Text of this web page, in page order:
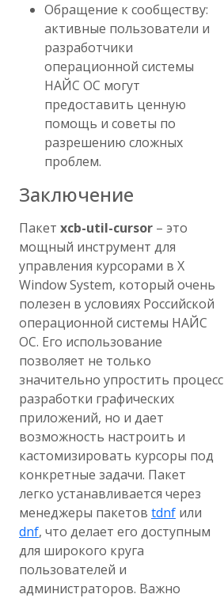
Обращение к сообществу:
активные пользователи и
разработчики
операционной системы
НАЙС ОС могут
предоставить ценную
помощь и советы по
разрешению сложных
проблем.
Заключение
Пакет xcb-util-cursor – это
мощный инструмент для
управления курсорами в X
Window System, который очень
полезен в условиях Российской
операционной системы НАЙС
ОС. Его использование
позволяет не только
значительно упростить процесс
разработки графических
приложений, но и дает
возможность настроить и
кастомизировать курсоры под
конкретные задачи. Пакет
легко устанавливается через
менеджеры пакетов tdnf или
dnf, что делает его доступным
для широкого круга
пользователей и
администраторов. Важно